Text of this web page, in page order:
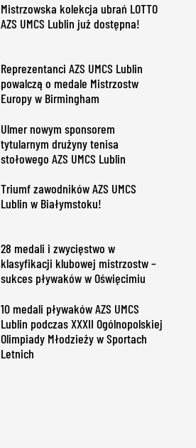
Mistrzowska kolekcja ubrań LOTTO
AZS UMCS Lublin już dostępna!
Reprezentanci AZS UMCS Lublin
powalczą o medale Mistrzostw
Europy w Birmingham
Ulmer nowym sponsorem
tytularnym drużyny tenisa
stołowego AZS UMCS Lublin
Triumf zawodników AZS UMCS
Lublin w Białymstoku!
28 medali i zwycięstwo w
klasyfikacji klubowej mistrzostw –
sukces pływaków w Oświęcimiu
10 medali pływaków AZS UMCS
Lublin podczas XXXII Ogólnopolskiej
Olimpiady Młodzieży w Sportach
Letnich